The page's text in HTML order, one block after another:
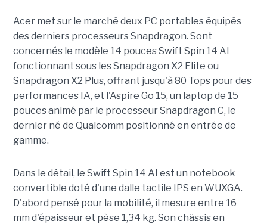
Acer met sur le marché deux PC portables équipés
des derniers processeurs Snapdragon. Sont
concernés le modèle 14 pouces Swift Spin 14 AI
fonctionnant sous les Snapdragon X2 Elite ou
Snapdragon X2 Plus, offrant jusqu'à 80 Tops pour des
performances IA, et l'Aspire Go 15, un laptop de 15
pouces animé par le processeur Snapdragon C, le
dernier né de Qualcomm positionné en entrée de
gamme.
Dans le détail, le Swift Spin 14 AI est un notebook
convertible doté d'une dalle tactile IPS en WUXGA.
D'abord pensé pour la mobilité, il mesure entre 16
mm d'épaisseur et pèse 1,34 kg. Son châssis en